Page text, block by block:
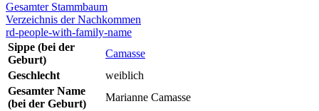
Gesamter Stammbaum
Verzeichnis der Nachkommen
rd-people-with-family-name
Sippe (bei der
Geburt)
Camasse
Geschlecht
weiblich
Gesamter Name
(bei der Geburt)
Marianne Camasse